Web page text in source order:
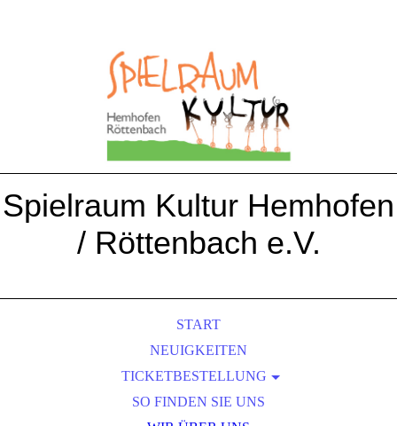
Spielraum Kultur Hemhofen
/ Röttenbach e.V.
START
NEUIGKEITEN
TICKETBESTELLUNG
NOBUTTHEFROG - TICKETBESTELLUNG
SO FINDEN SIE UNS